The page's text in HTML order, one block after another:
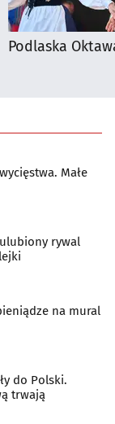
Podlaska
Małe
rywal
na mural
do Polski.
trwają